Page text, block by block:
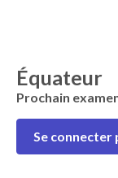
Équateur
Prochain
Se connecter